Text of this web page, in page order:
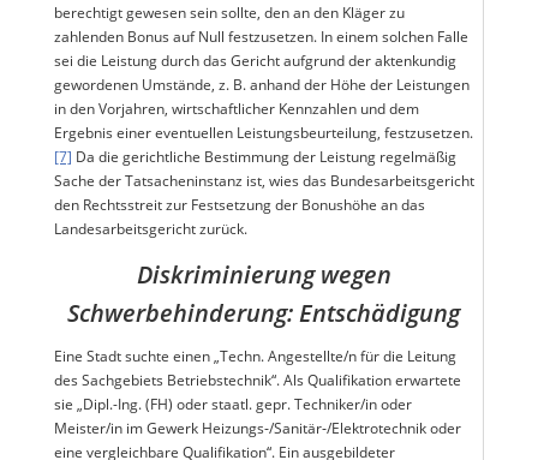
berechtigt gewesen sein sollte, den an den Kläger zu
zahlenden Bonus auf Null festzusetzen. In einem solchen Falle
sei die Leistung durch das Gericht aufgrund der aktenkundig
gewordenen Umstände, z. B. anhand der Höhe der Leistungen
in den Vorjahren, wirtschaftlicher Kennzahlen und dem
Ergebnis einer eventuellen Leistungsbeurteilung, festzusetzen.
[7] Da die gerichtliche Bestimmung der Leistung regelmäßig
Sache der Tatsacheninstanz ist, wies das Bundesarbeitsgericht
den Rechtsstreit zur Festsetzung der Bonushöhe an das
Landesarbeitsgericht zurück.
Diskriminierung wegen
Schwerbehinderung: Entschädigung
Eine Stadt suchte einen „Techn. Angestellte/n für die Leitung
des Sachgebiets Betriebstechnik“. Als Qualifikation erwartete
sie „Dipl.-Ing. (FH) oder staatl. gepr. Techniker/in oder
Meister/in im Gewerk Heizungs‑/Sanitär‑/Elektrotechnik oder
eine vergleichbare Qualifikation“. Ein ausgebildeter